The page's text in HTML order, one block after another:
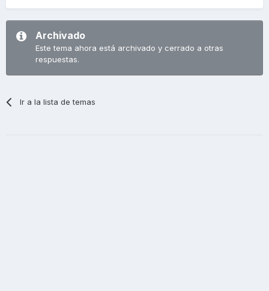
Archivado
Este tema ahora está archivado y cerrado a otras
respuestas.
Ir a la lista de temas